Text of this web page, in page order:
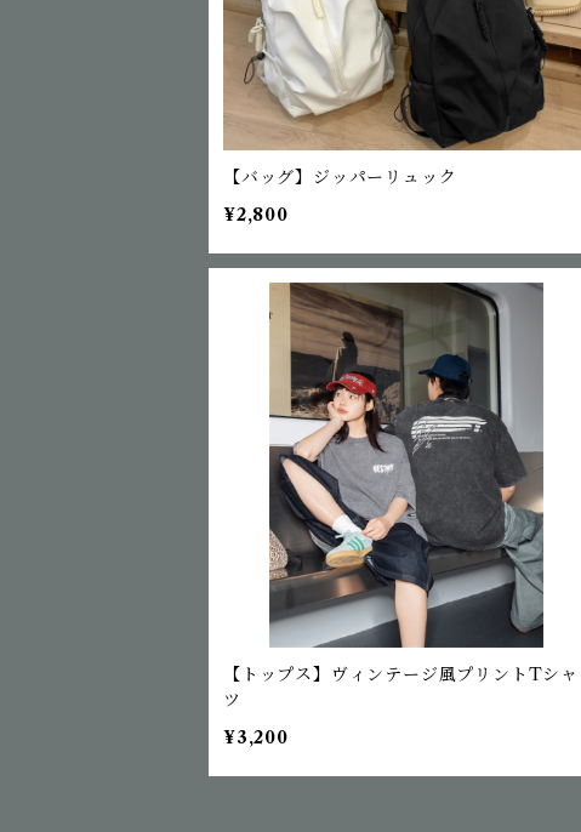
【バッグ】ジッパーリュック
¥2,800
【トップス】ヴィンテージ風プリントTシャ
ツ
¥3,200